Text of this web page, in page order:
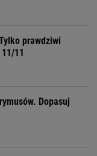
prawdziwi
11
Dopasuj